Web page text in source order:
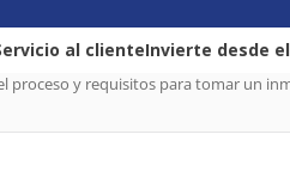
al clienteInvierte desde
proceso y requisitos para tomar un